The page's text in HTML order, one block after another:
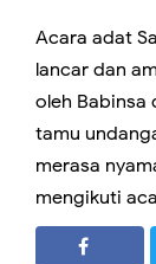
Acara adat
lancar dan
oleh Babinsa
tamu
merasa
mengikuti